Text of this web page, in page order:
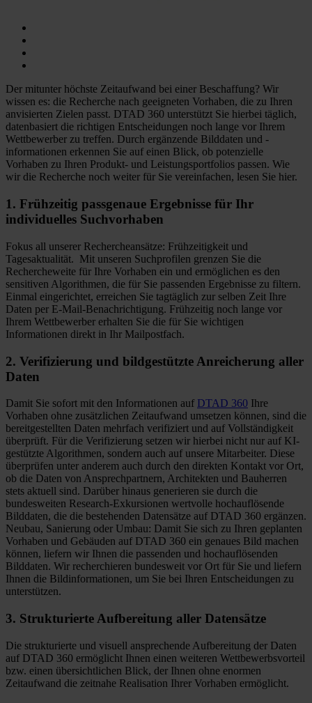
Der mitunter höchste Zeitaufwand bei einer Beschaffung? Wir
wissen es: die Recherche nach geeigneten Vorhaben, die zu Ihren
anvisierten Zielen passt. DTAD 360 unterstützt Sie hierbei täglich,
datenbasiert die richtigen Entscheidungen noch lange vor Ihrem
Wettbewerber zu treffen. Durch ergänzende Bilddaten und -
informationen erkennen Sie auf einen Blick, ob potenzielle
Vorhaben zu Ihren Produkt- und Leistungsportfolios passen. Wie
wir die Recherche noch weiter für Sie vereinfachen, lesen Sie hier.
1. Frühzeitig passgenaue Ergebnisse für Ihr
individuelles Suchvorhaben
Fokus all unserer Rechercheansätze: Frühzeitigkeit und
Tagesaktualität. Mit unseren Suchprofilen grenzen Sie die
Rechercheweite für Ihre Vorhaben ein und ermöglichen es den
sensitiven Algorithmen, die für Sie passenden Ergebnisse zu filtern.
Einmal eingerichtet, erreichen Sie tagtäglich zur selben Zeit Ihre
Daten per E-Mail-Benachrichtigung. Frühzeitig noch lange vor
Ihrem Wettbewerber erhalten Sie die für Sie wichtigen
Informationen direkt in Ihr Mailpostfach.
2. Verifizierung und bildgestützte Anreicherung aller
Daten
Damit Sie sofort mit den Informationen auf DTAD 360 Ihre
Vorhaben ohne zusätzlichen Zeitaufwand umsetzen können, sind die
bereitgestellten Daten mehrfach verifiziert und auf Vollständigkeit
überprüft. Für die Verifizierung setzen wir hierbei nicht nur auf KI-
gestützte Algorithmen, sondern auch auf unsere Mitarbeiter. Diese
überprüfen unter anderem auch durch den direkten Kontakt vor Ort,
ob die Daten von Ansprechpartnern, Architekten und Bauherren
stets aktuell sind. Darüber hinaus generieren sie durch die
bundesweiten Research-Exkursionen wertvolle hochauflösende
Bilddaten, die die bestehenden Datensätze auf DTAD 360 ergänzen.
Neubau, Sanierung oder Umbau: Damit Sie sich zu Ihren geplanten
Vorhaben und Gebäuden auf DTAD 360 ein genaues Bild machen
können, liefern wir Ihnen die passenden und hochauflösenden
Bilddaten. Wir recherchieren bundesweit vor Ort für Sie und liefern
Ihnen die Bildinformationen, um Sie bei Ihren Entscheidungen zu
unterstützen.
3. Strukturierte Aufbereitung aller Datensätze
Die strukturierte und visuell ansprechende Aufbereitung der Daten
auf DTAD 360 ermöglicht Ihnen einen weiteren Wettbewerbsvorteil
bzw. einen übersichtlichen Blick, der Ihnen ohne enormen
Zeitaufwand die zeitnahe Realisation Ihrer Vorhaben ermöglicht.